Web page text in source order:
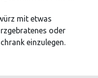
mit etwas
oder
einzulegen.